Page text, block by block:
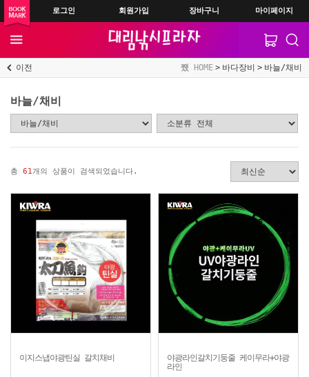
로그인 회원가입 장바구니 마이페이지
이전 HOME 바다장비 바늘/채비
바늘/채비
총 61개의 상품이 검색되었습니다.
이지스냅야광틴실 갈치채비
야광라인갈치기둥줄 케이무라+야광
라인